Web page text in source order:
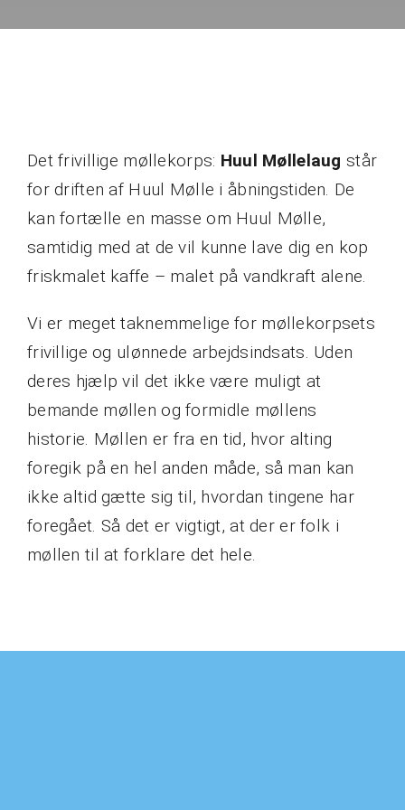
Det frivillige møllekorps: Huul Møllelaug står
for driften af Huul Mølle i åbningstiden. De
kan fortælle en masse om Huul Mølle,
samtidig med at de vil kunne lave dig en kop
friskmalet kaffe – malet på vandkraft alene.
Vi er meget taknemmelige for møllekorpsets
frivillige og ulønnede arbejdsindsats. Uden
deres hjælp vil det ikke være muligt at
bemande møllen og formidle møllens
historie. Møllen er fra en tid, hvor alting
foregik på en hel anden måde, så man kan
ikke altid gætte sig til, hvordan tingene har
foregået. Så det er vigtigt, at der er folk i
møllen til at forklare det hele.